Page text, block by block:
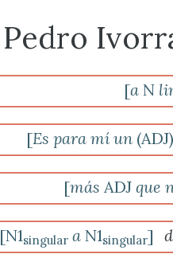
Pedro
[a N
[Es para mí un
[más ADJ que
[N1singular aN1singular]